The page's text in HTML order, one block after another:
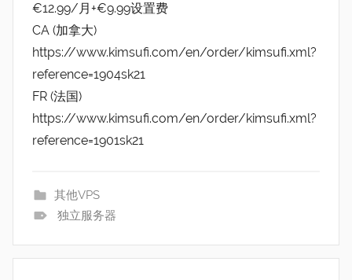
€12.99/月+€9.99设置费
CA (加拿大)
https://www.kimsufi.com/en/order/kimsufi.xml?
reference=1904sk21
FR (法国)
https://www.kimsufi.com/en/order/kimsufi.xml?
reference=1901sk21
其他VPS
独立服务器